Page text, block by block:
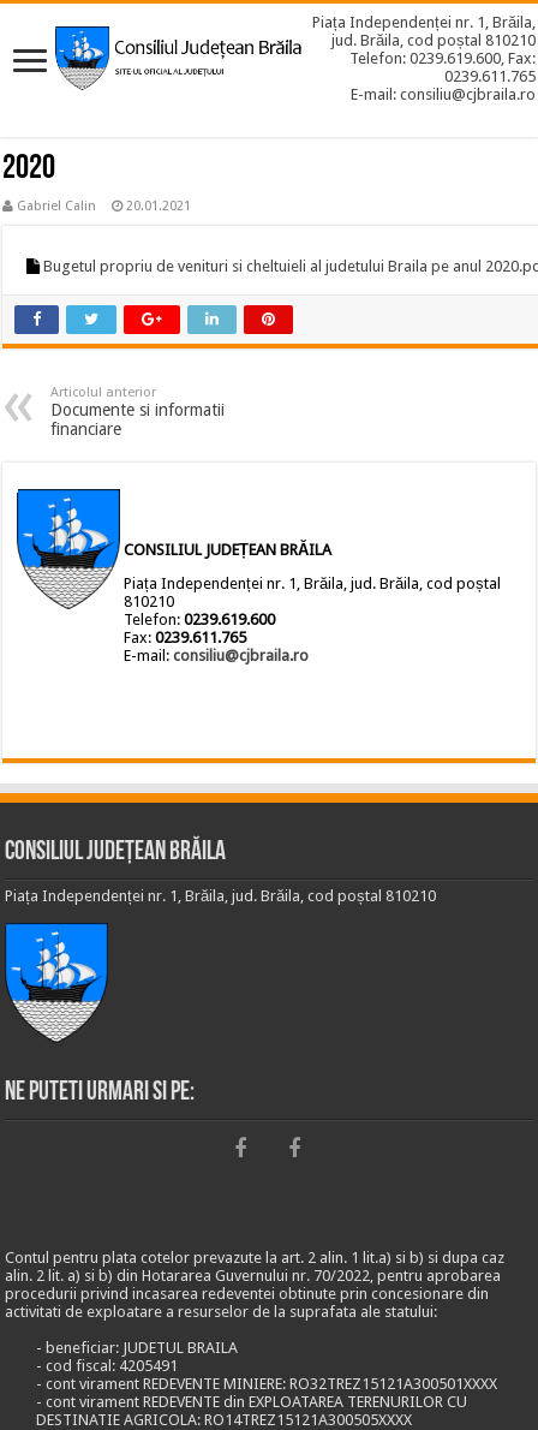
Piața Independenței nr. 1, Brăila,
jud. Brăila, cod poștal 810210
Telefon: 0239.619.600, Fax:
0239.611.765
E-mail: consiliu@cjbraila.ro
2020
Gabriel Calin 20.01.2021
Bugetul propriu de venituri si cheltuieli al judetului Braila pe anul
Articolul anterior
Documente si informatii
financiare
CONSILIUL JUDEȚEAN BRĂILA
Piața Independenței nr. 1, Brăila, jud. Brăila, cod poștal
810210
Telefon:0239.619.600
Fax:0239.611.765
E-mail:consiliu@cjbraila.ro
Consiliul Județean Brăila
Piața Independenței nr. 1, Brăila, jud. Brăila, cod poștal 810210
Ne puteti urmari si pe:
Contul pentru plata cotelor prevazute la art. 2 alin. 1 lit.a) si b) si dupa caz
alin. 2 lit. a) si b) din Hotararea Guvernului nr. 70/2022, pentru aprobarea
procedurii privind incasarea redeventei obtinute prin concesionare din
activitati de exploatare a resurselor de la suprafata ale statului:
- beneficiar: JUDETUL BRAILA
- cod fiscal: 4205491
- cont virament REDEVENTE MINIERE: RO32TREZ15121A300501XXXX
- cont virament REDEVENTE din EXPLOATAREA TERENURILOR CU
DESTINATIE AGRICOLA: RO14TREZ15121A300505XXXX